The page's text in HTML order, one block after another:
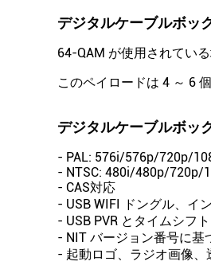
デジタルケーブルボッ
64-QAM が使用されてい
このペイロードは 4 ～ 6
デジタルケーブルボッ
- PAL: 576i/576p/720p/
- NTSC: 480i/480p/720p/
- CAS対応
- USB WIFI ドングル、イ
- USB PVR とタイムシフト
- NIT バージョン番号に基
- 起動ロゴ、ラジオ画像、